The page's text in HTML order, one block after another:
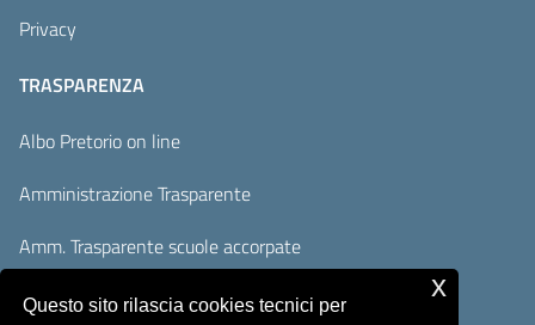
Privacy
TRASPARENZA
Albo Pretorio on line
Amministrazione Trasparente
Amm. Trasparente scuole accorpate
Adempimenti AVCP / ANAC
Questo sito rilascia cookies tecnici per
x